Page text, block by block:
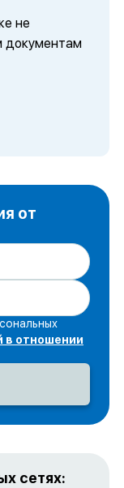
не
документам
от
в отношении
сетях: